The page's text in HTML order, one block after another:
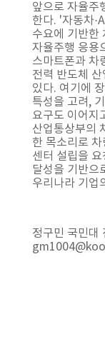
앞으로 자율주
한다. '자동차
수요에 기반한
자율주행 응용
스마트폰과 차
전력 반도체
있다. 여기에
특성을 고려,
요구도 이어지
산업통상부의
한 목소리로
센터 설립을
달성을 기반으
우리나라 기업
정구민 국민대